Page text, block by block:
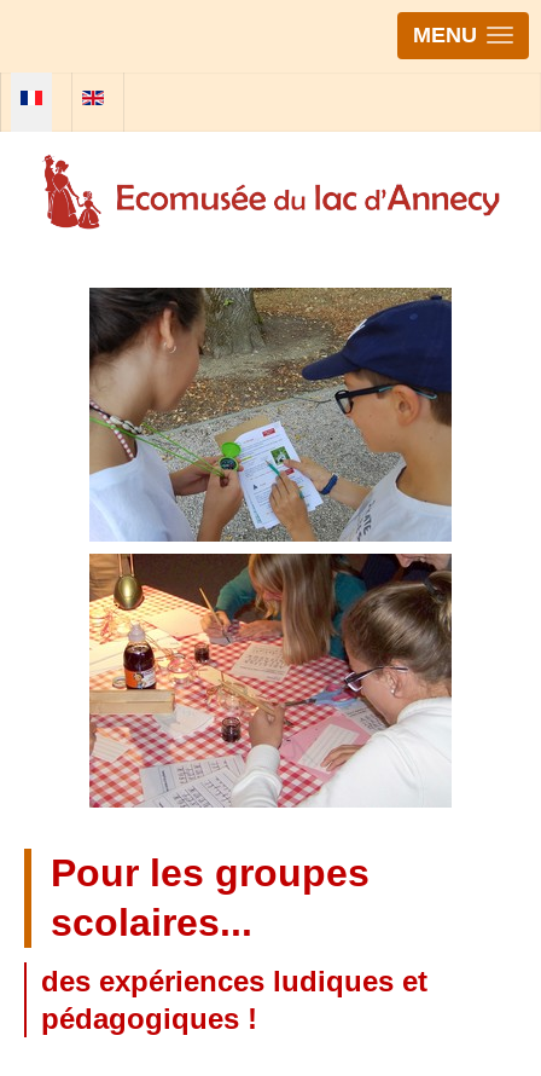
MENU
Sélectionnez votre langue
Pour les groupes
scolaires...
des expériences ludiques et
pédagogiques !